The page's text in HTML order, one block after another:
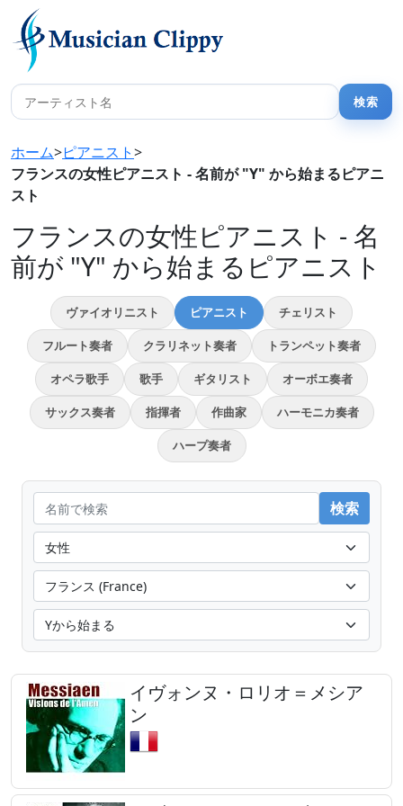
ホーム>ピアニスト>
フランスの女性ピアニスト - 名前が "Y" から始まるピアニ
スト
フランスの女性ピアニスト - 名
前が "Y" から始まるピアニスト
ヴァイオリニスト ピアニスト チェリスト
フルート奏者 クラリネット奏者 トランペット奏者
オペラ歌手 歌手 ギタリスト オーボエ奏者
サックス奏者 指揮者 作曲家 ハーモニカ奏者
ハープ奏者
イヴォンヌ・ロリオ＝メシア
ン